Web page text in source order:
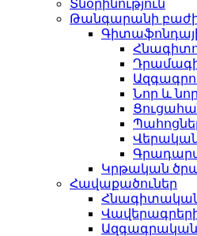
Տնօրինություն
Թանգարանի
Նոր և
Կրթական
Հավաքածուներ